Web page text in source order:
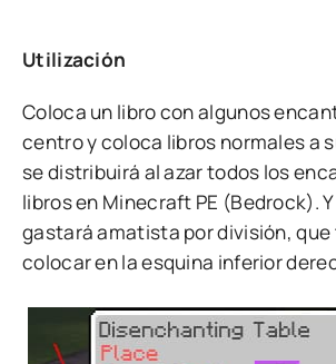
Utilización
Coloca un libro con algunos
centro y coloca libros normales a
se distribuirá al azar todos los
libros en Minecraft PE (Bedrock).
gastará amatista por división, que
colocar en la esquina inferior